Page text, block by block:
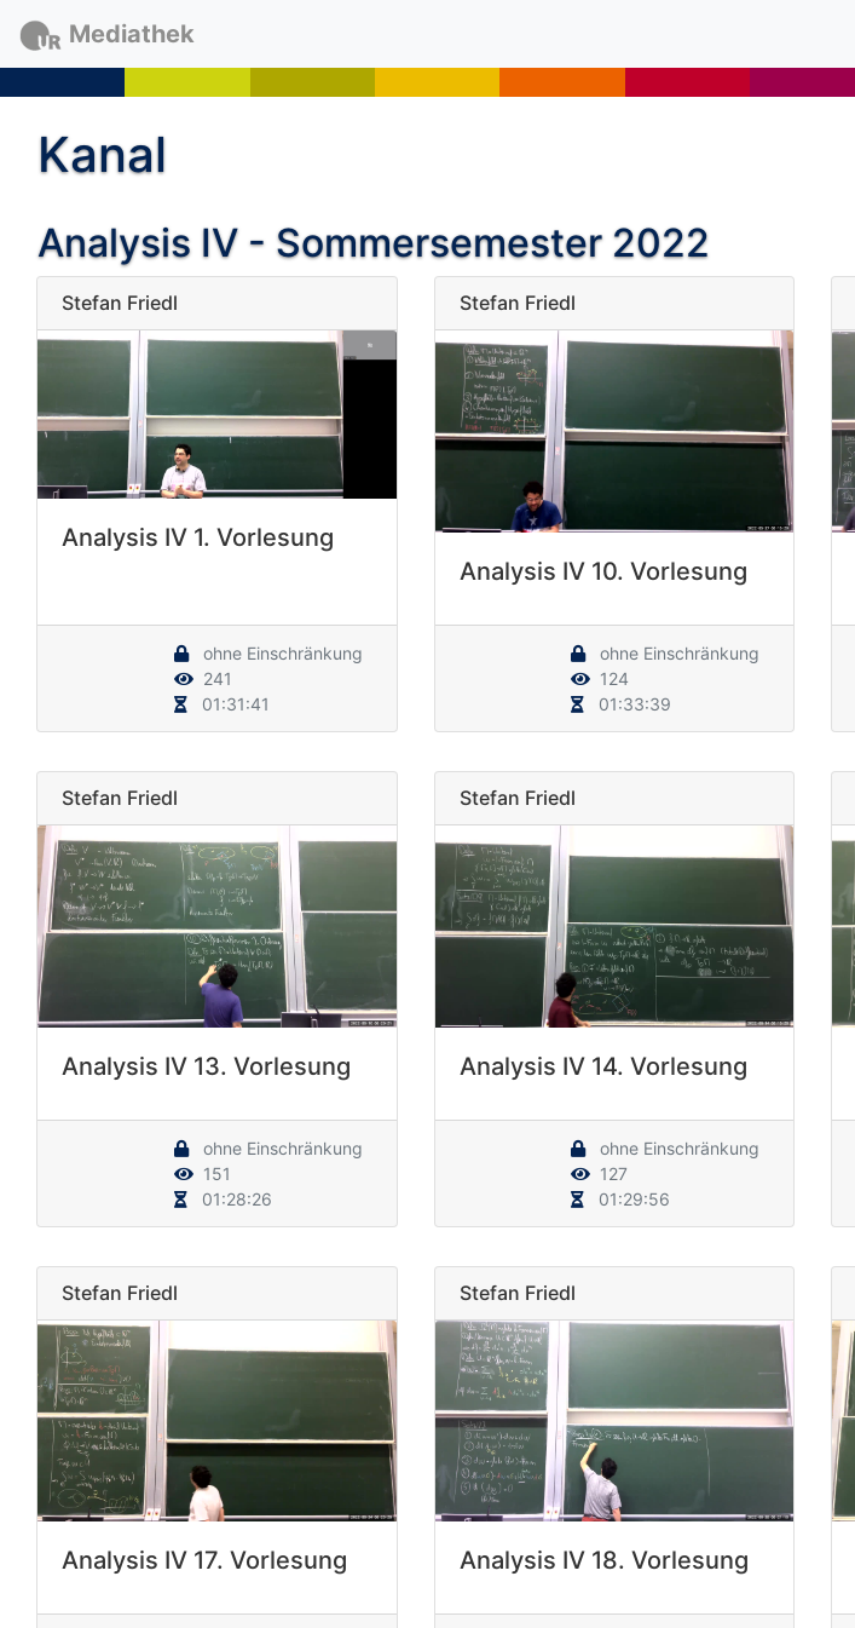
Mediathek
Kanal
Analysis IV - Sommersemester 2022
Stefan Friedl
Analysis IV 1. Vorlesung
ohne Einschränkung
241
01:31:41
Stefan Friedl
Analysis IV 10. Vorlesung
ohne Einschränkung
124
01:33:39
Stefan Friedl
Analysis IV 13. Vorlesung
ohne Einschränkung
151
01:28:26
Stefan Friedl
Analysis IV 14. Vorlesung
ohne Einschränkung
127
01:29:56
Stefan Friedl
Analysis IV 17. Vorlesung
Stefan Friedl
Analysis IV 18. Vorlesung